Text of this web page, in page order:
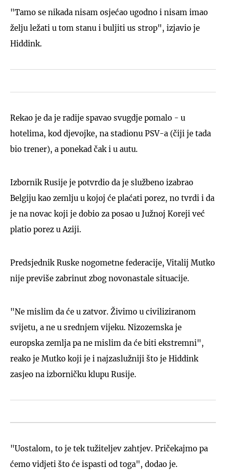
"Tamo se nikada nisam osjećao ugodno i nisam imao
želju ležati u tom stanu i buljiti us strop", izjavio je
Hiddink.
Rekao je da je radije spavao svugdje pomalo - u
hotelima, kod djevojke, na stadionu PSV-a (čiji je tada
bio trener), a ponekad čak i u autu.
Izbornik Rusije je potvrdio da je službeno izabrao
Belgiju kao zemlju u kojoj će plaćati porez, no tvrdi i da
je na novac koji je dobio za posao u Južnoj Koreji već
platio porez u Aziji.
Predsjednik Ruske nogometne federacije, Vitalij Mutko
nije previše zabrinut zbog novonastale situacije.
"Ne mislim da će u zatvor. Živimo u civiliziranom
svijetu, a ne u srednjem vijeku. Nizozemska je
europska zemlja pa ne mislim da će biti ekstremni",
reako je Mutko koji je i najzaslužniji što je Hiddink
zasjeo na izborničku klupu Rusije.
"Uostalom, to je tek tužiteljev zahtjev. Pričekajmo pa
ćemo vidjeti što će ispasti od toga", dodao je.